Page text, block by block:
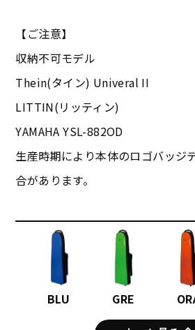
【ご注意】
収納不可モデル
Thein(タイン) Univeral II
LITTIN(リッティン)
YAMAHA YSL-882OD
生産時期により本体のロゴバッジ
合があります。
BLU GRE